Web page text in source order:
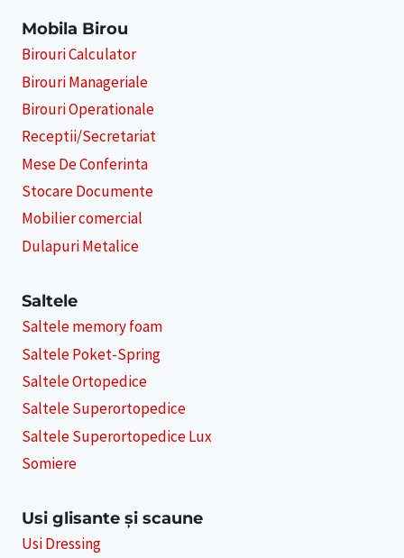
Mobila Birou
Birouri Calculator
Birouri Manageriale
Birouri Operationale
Receptii/Secretariat
Mese De Conferinta
Stocare Documente
Mobilier comercial
Dulapuri Metalice
Saltele
Saltele memory foam
Saltele Poket-Spring
Saltele Ortopedice
Saltele Superortopedice
Saltele Superortopedice Lux
Somiere
Usi glisante și scaune
Usi Dressing